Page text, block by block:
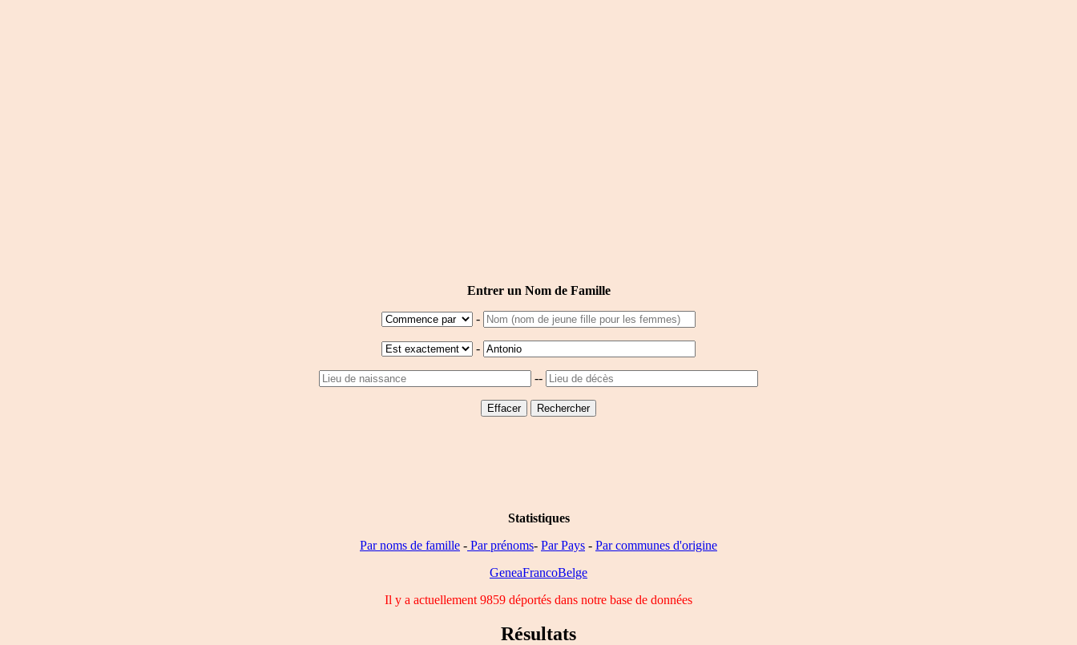
Entrer un Nom de Famille
-
-
--
Statistiques
Par noms de famille - Par prénoms- Par Pays - Par communes d'origine
GeneaFrancoBelge
Il y a actuellement 9859 déportés dans notre base de données
Résultats